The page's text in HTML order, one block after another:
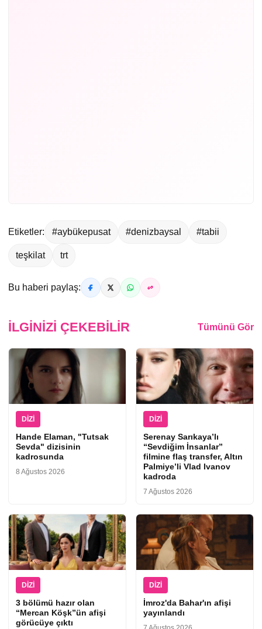
Etiketler: #aybükepusat #denizbaysal #tabii
teşkilat trt
Bu haberi paylaş:
İLGINIZI ÇEKEBILIR Tümünü Gör
DIZI
Hande Elaman, "Tutsak
Sevda" dizisinin
kadrosunda
8 Ağustos 2026
DIZI
Serenay Sarıkaya’lı
“Sevdiğim İnsanlar”
filmine flaş transfer, Altın
Palmiye’li Vlad Ivanov
kadroda
7 Ağustos 2026
DIZI
3 bölümü hazır olan
“Mercan Köşk”ün afişi
görücüye çıktı
DIZI
İmroz'da Bahar'ın afişi
yayınlandı